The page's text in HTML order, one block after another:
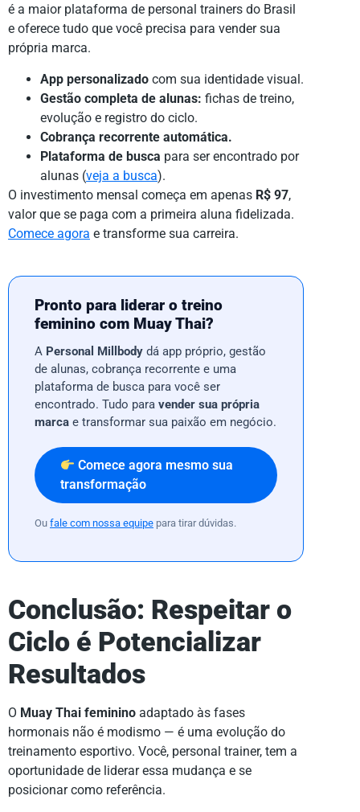
é a maior plataforma de personal trainers do Brasil
e oferece tudo que você precisa para vender sua
própria marca.
App personalizado com sua identidade visual.
Gestão completa de alunas: fichas de treino,
evolução e registro do ciclo.
Cobrança recorrente automática.
Plataforma de busca para ser encontrado por
alunas (veja a busca).
O investimento mensal começa em apenas R$ 97,
valor que se paga com a primeira aluna fidelizada.
Comece agora e transforme sua carreira.
Pronto para liderar o treino
feminino com Muay Thai?
A Personal Millbody dá app próprio, gestão
de alunas, cobrança recorrente e uma
plataforma de busca para você ser
encontrado. Tudo para vender sua própria
marca e transformar sua paixão em negócio.
Comece agora mesmo sua
transformação
Ou fale com nossa equipe para tirar dúvidas.
Conclusão: Respeitar o
Ciclo é Potencializar
Resultados
O Muay Thai feminino adaptado às fases
hormonais não é modismo — é uma evolução do
treinamento esportivo. Você, personal trainer, tem a
oportunidade de liderar essa mudança e se
posicionar como referência.